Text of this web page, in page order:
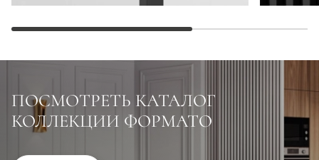
ПОСМОТРЕТЬ КАТАЛОГ
КОЛЛЕКЦИИ ФОРМАТО